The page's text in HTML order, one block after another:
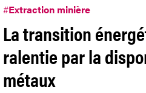
#Extraction minière
La transition
ralentie par la
métaux